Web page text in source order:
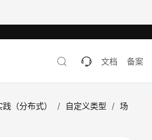
文档 备案
（分布式） / 自定义类型 / 场